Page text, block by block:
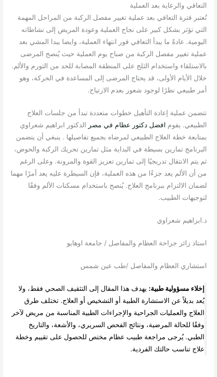
التعافي والرعاية بعد العملية
تُعتبر فترة التعافي بعد عملية تغيير مفصل الركبة من المراحل المهمة
التي تؤثر بشكل كبير على نجاح العملية وعودة المريض إلى نشاطاته
اليومية. عادةً ما يبدأ التعافي فور انتهاء العملية، وايضا يبدا المشي بعد
عملية تغيير مفصل الركبة من صباح يوم العملية حيث يُنصح المرضى
بالاستلقاء واستخدام الثلج على المنطقة المصابة للحد من التورم والألم.
خلال الأيام الأولى، قد يحتاج المرضى إلى المساعدة في الحركة، وهو
أمر طبيعي نظرًا لوجود شعور بعدم الارتياح.
تتضمن عملية إعادة التأهيل خطوات متعددة تبدأ من جلسات العلاج
الطبيعي. يفوم افضل دكتور عظام في مصر الدكتور ابراهيم شعراوي
بمتابعة خطة العلاج الطبيعي لمرضاه بجميع تفاصيلها . ينبغي أن يتضمن
البرنامج تمارين بسيطة في البداية مثل تمارين تحريك الركبة والحوض،
ثم يتم الانتقال تدريجيًا إلى تمارين تعزيز القوة والمرونة. وعلى الرغم
من أن الألم يعد جزءًا من هذه العملية، فإن السيطرة عليه يعد أمرًا مهما
لضمان الالتزام ببرنامج العلاج. يُنصح باستخدام مسكنات الألم وفقًا
لتوجيهات الطبيب.
د.ابراهيم شعراوي
استاذ زائر جراحة العظام والمفاصل / جامعة اوهايو
استشاري العظام والمفاصل /طب عين شمس
إخلاء مسؤولية طبية: يهدف هذا المقال إلى التثقيف الصحي فقط، ولا
يُعد بديلاً عن الاستشارة الطبية أو التشخيص أو العلاج. تختلف طرق
العلاج والعمليات الجراحية والإجراءات الطبية المناسبة من مريض لآخر
وفقًا للحالة المرضية، ونتائج الفحص السريري، والأشعة، والتاريخ
الطبي. يُرجى مراجعة طبيب عظام مختص للحصول على تقييم وخطة
علاج تناسب حالتك الفردية.